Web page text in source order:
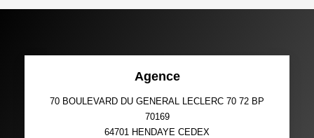
Agence
70 BOULEVARD DU GENERAL LECLERC 70 72 BP
70169
64701 HENDAYE CEDEX